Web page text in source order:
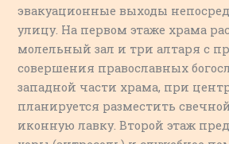
эвакуационные выходы
улицу. На первом этаже храма
молельный зал и три алтаря с
совершения православных
западной части храма, при
планируется разместить
иконную лавку. Второй этаж